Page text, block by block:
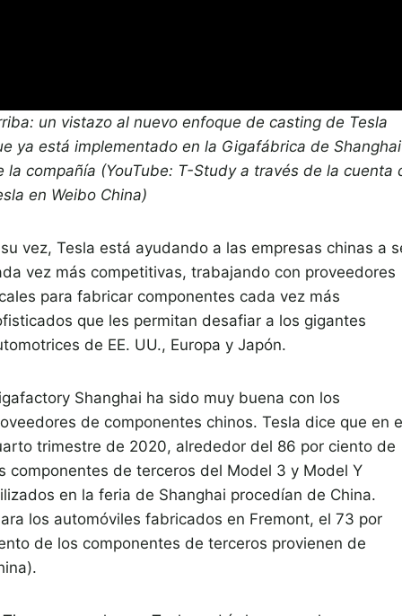
un vistazo al nuevo enfoque de casting de Tesla
ya está implementado en la Gigafábrica de Shanghai
la compañía (YouTube: T-Study a través de la cuenta
en Weibo China)
vez, Tesla está ayudando a las empresas chinas a
vez más competitivas, trabajando con proveedores
para fabricar componentes cada vez más
que les permitan desafiar a los gigantes
de EE. UU., Europa y Japón.
Shanghai ha sido muy buena con los
de componentes chinos. Tesla dice que en
trimestre de 2020, alrededor del 86 por ciento de
componentes de terceros del Model 3 y Model Y
en la feria de Shanghai procedían de China.
los automóviles fabricados en Fremont, el 73 por
de los componentes de terceros provienen de